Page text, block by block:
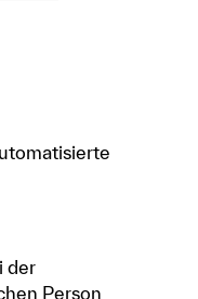
der
Person